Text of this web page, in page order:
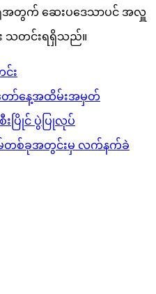
ရုံအတွက် ဆေးပဒေသာပင် အလှူ
င်း သတင်းရရှိသည်။
း
ော်နေ့အထိမ်းအမှတ်
းပြိုင် ပွဲပြုလုပ်
တစ်ခုအတွင်းမှ လက်နက်ခဲ